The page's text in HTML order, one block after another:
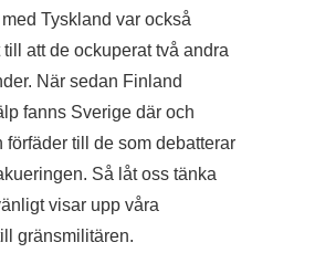
Tyskland var också
till att de ockuperat två andra
När sedan Finland
fanns Sverige där och
förfäder till de som debatterar
Så låt oss tänka
visar upp våra
gränsmilitären.